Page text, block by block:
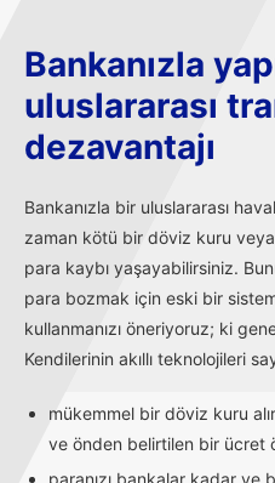
Bankanızla
uluslararası
dezavantajı
Bankanızla bir uluslararası
zaman kötü bir döviz kuru
para kaybı yaşayabilirsiniz.
para bozmak için eski bir
kullanmanızı öneriyoruz; ki
Kendilerinin akıllı teknolojileri
mükemmel bir döviz kuru
ve önden belirtilen bir ücret
paranızı bankalar kadar ve